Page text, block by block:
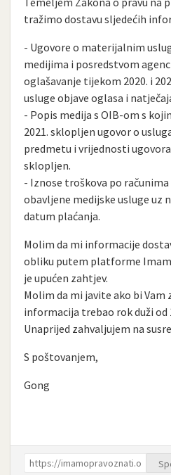
tražimo dostavu sljedećih
- Ugovore o materijalnim
medijima i posredstvom
oglašavanje tijekom 2020. i
usluge objave oglasa i
- Popis medija s OIB-om s
2021. sklopljen ugovor o
predmetu i vrijednosti
sklopljen.
- Iznose troškova po
obavljene medijske usluge uz
datum plaćanja.
Molim da mi informacije
obliku putem platforme
je upućen zahtjev.
Molim da mi javite ako bi Vam
informacija trebao rok duži od
Unaprijed zahvaljujem na
S poštovanjem,
Gong